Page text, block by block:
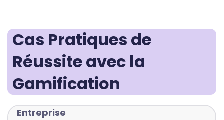
Cas Pratiques de
Réussite avec la
Gamification
Entreprise